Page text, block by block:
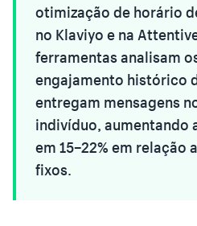
otimização de horário
no Klaviyo e na
ferramentas analisam
engajamento histórico
entregam mensagens
indivíduo, aumentando
em 15–22% em relação
fixos.